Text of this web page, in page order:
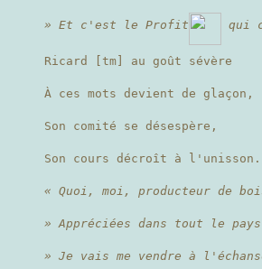
» Et c'est le Profit qui
Ricard [tm] au goût sévère
À ces mots devient de glaçon,
Son comité se désespère,
Son cours décroît à l'unisson.
« Quoi, moi, producteur de
» Appréciées dans tout le
» Je vais me vendre à